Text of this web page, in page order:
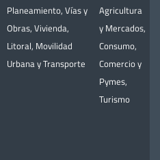
Planeamiento, Vías y
Obras, Vivienda,
Litoral, Movilidad
Urbana y Transporte
Agricultura
y Mercados,
Consumo,
Comercio y
Pymes,
Turismo